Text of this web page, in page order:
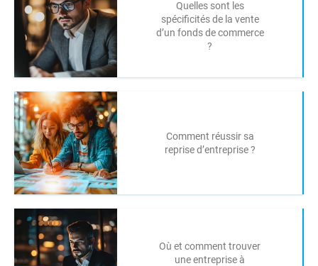
Quelles sont les
spécificités de la vente
d’un fonds de commerce
?
Comment réussir sa
reprise d’entreprise ?
Où et comment trouver
une entreprise à